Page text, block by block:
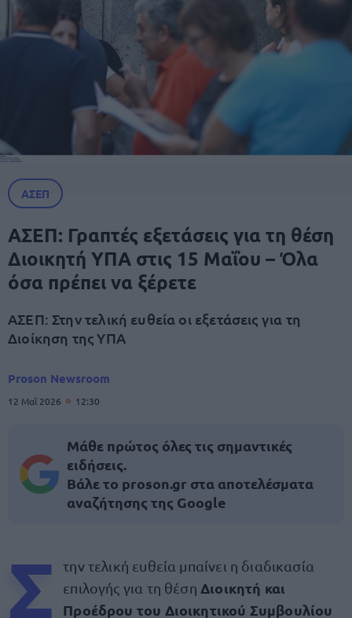
ΑΣΕΠ
ΑΣΕΠ: Γραπτές εξετάσεις για τη θέση
Διοικητή ΥΠΑ στις 15 Μαΐου – Όλα
όσα πρέπει να ξέρετε
ΑΣΕΠ: Στην τελική ευθεία οι εξετάσεις για τη
Διοίκηση της ΥΠΑ
Proson Newsroom
12 Μαΐ 2026 12:30
Μάθε πρώτος όλες τις σημαντικές
ειδήσεις.
Βάλε το proson.gr στα αποτελέσματα
αναζήτησης της Google
Σ
την τελική ευθεία μπαίνει η διαδικασία
επιλογής για τη θέση Διοικητή και
Προέδρου του Διοικητικού Συμβουλίου